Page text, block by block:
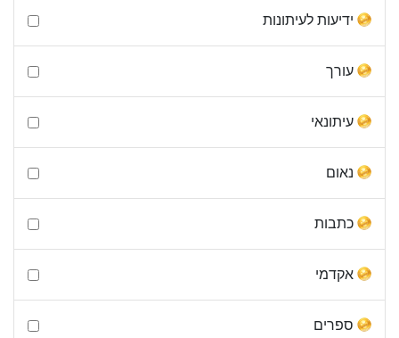
ידיעות לעיתונות
עורך
עיתונאי
נאום
כתבות
אקדמי
ספרים